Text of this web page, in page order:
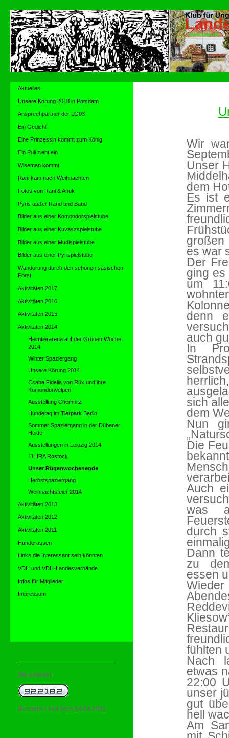
Wir
Unser
dem
Es ist
großen
es war
Der
ging es
um
denn
auch
In
sich
dem
Nun
Die
Auch
was
durch
Dann
zu
essen
fühlten
Nach
etwas
22:00
unser
gut
hell
Am
Aktuelles
Unsere Körung 2018 in Potsdam
Ansprechpartner der LG03
Ein Gedicht
Eine Prinzessin kommt zum König
Ein Puli zieht ein
Wiseman kommt
Rani kam nach Weihnachten
Fotos von Rani & Anuk
Pyris außer Rand und Band
Bilder aus einer Komondorspielstube
Bilder aus einer Kuvaszspielstube
Bilder aus einer Mudispielstube
Bilder aus einer Pyrispielstube
Wanderung durch den schönen säsischen
Forst
Aktivitäten 2017
Aktivitäten 2016
Aktivitäten 2015
Aktivitäten 2014
Heimtierarena auf der Grünen Woche
2014
Winter Spaziergang
Unsere Körung 2014
Csaba Fidelia von Rüx und ihre
Komondorwelpen
Ausstellung Chemnitz
Hundetag im Tierpark Berlin
Sommer Spaziergang in der Dübener
Heide
Ausstellungen in Leipzig 2014
11. IRA Rostock
Unser Rügenwochenende
Herbstspaziergang
Weihnachtsfeier 2014
Aktivitäten 2013
Aktivitäten 2012
Aktivitäten 2011
Hunderassen
Links die Interessant sein könnten
VDH und VDH-Landesverbände
Infos für Mitglieder
Impressum
Sie sind der
Besucher seit dem 14.04.2011